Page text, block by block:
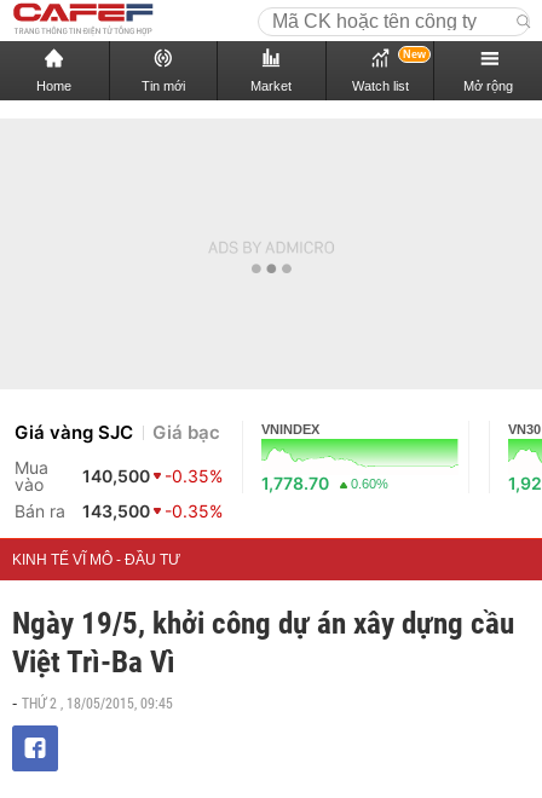
Home Tin mới Market Watch list
New
Mở rộng
Giá vàng SJC Giá bạc
Mua
vào
140,500
-0.35%
Bán ra
143,500 -0.35%
VNINDEX
1,778.70 0.60%
VN30
KINH TẾ VĨ MÔ - ĐẦU TƯ
Ngày 19/5, khởi công dự án xây dựng cầu
Việt Trì-Ba Vì
- THỨ 2 , 18/05/2015, 09:45